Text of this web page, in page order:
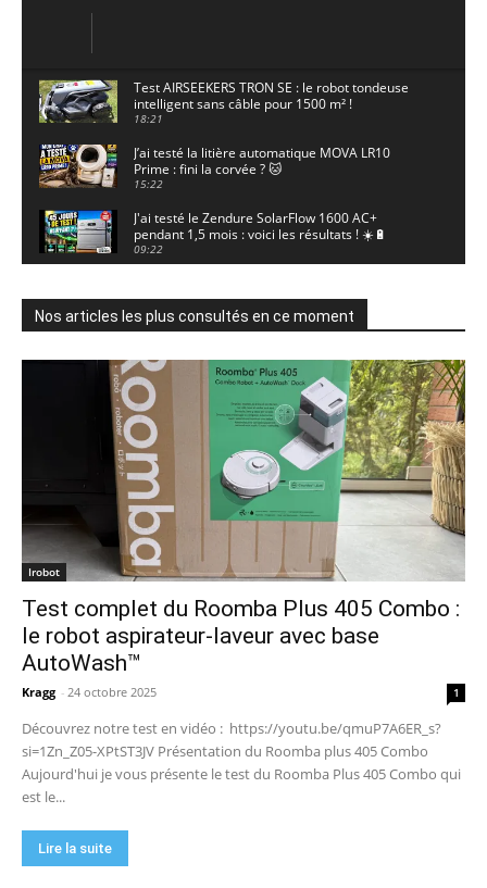
Test AIRSEEKERS TRON SE : le robot tondeuse
intelligent sans câble pour 1500 m² !
18:21
J’ai testé la litière automatique MOVA LR10
Prime : fini la corvée ? 🐱
15:22
J'ai testé le Zendure SolarFlow 1600 AC+
pendant 1,5 mois : voici les résultats ! ☀️🔋
09:22
enregistre 24/7 grâce à l'AOV ! ☀️📹
11:30
Gouy-en-Artois. 18/07/2026
02:33
Guirlande Guinguette Solaire Guirled : enfin
une vraie puissance en extérieur ? Test complet
04:38
Aiper Scuba V3 : le meilleur robot de piscine
sans fil ? Mon test complet !
15:53
UGREEN NASync DXP4800 Pro : le NAS qui va
faire trembler Synology et QNAP ?! (Test
complet)
17:42
🏆 Sunseeker S4 : le robot tondeuse sans câble
ni RTK qui cartographie votre jardin tout seul.
09:48
d'énergie compacte… elle m'a bluffé !
Nos articles les plus consultés en ce moment
Irobot
Test complet du Roomba Plus 405 Combo :
le robot aspirateur-laveur avec base
AutoWash™
Kragg - 24 octobre 2025 1
Découvrez notre test en vidéo : https://youtu.be/qmuP7A6ER_s?
si=1Zn_Z05-XPtST3JV Présentation du Roomba plus 405 Combo
Aujourd'hui je vous présente le test du Roomba Plus 405 Combo qui
est le...
Lire la suite